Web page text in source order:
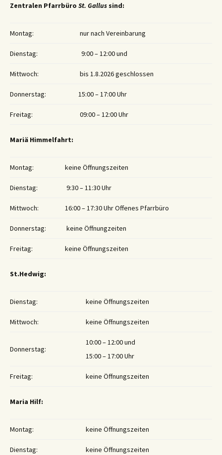
Zentralen Pfarrbüro St. Gallus sind:
Montag: nur nach Vereinbarung
Dienstag: 9:00 – 12:00 und
Mittwoch: bis 1.8.2026 geschlossen
Donnerstag: 15:00 – 17:00 Uhr
Freitag: 09:00 – 12:00 Uhr
Mariä Himmelfahrt:
Montag: keine Öffnungszeiten
Dienstag: 9:30 – 11:30 Uhr
Mittwoch: 16:00 – 17:30 Uhr Offenes Pfarrbüro
Donnerstag: keine Öffnungzeiten
Freitag: keine Öffnungszeiten
St.Hedwig:
Dienstag: keine Öffnungszeiten
Mittwoch: keine Öffnungszeiten
Donnerstag:
10:00 – 12:00 und
15:00 – 17:00 Uhr
Freitag: keine Öffnungszeiten
Maria Hilf:
Montag: keine Öffnungszeiten
Dienstag: keine Öffnungszeiten